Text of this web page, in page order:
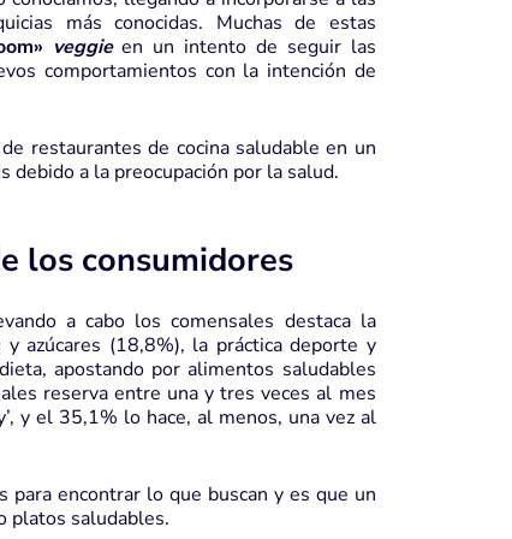
más conocidas. Muchas de estas
veggieen un intento de seguir las
comportamientos con la intención de
restaurantes de cocina saludable en un
debido a la preocupación por la salud.
los consumidores
a cabo los comensales destaca la
azúcares (18,8%), la práctica deporte y
apostando por alimentos saludables
reserva entre una y tres veces al mes
y el 35,1% lo hace, al menos, una vez al
encontrar lo que buscan y es que un
platos saludables.